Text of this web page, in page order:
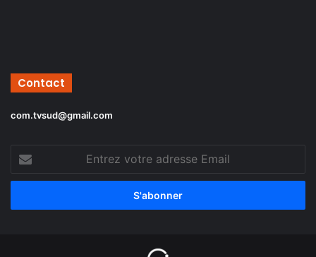
Contact
com.tvsud@gmail.com
votre
adresse